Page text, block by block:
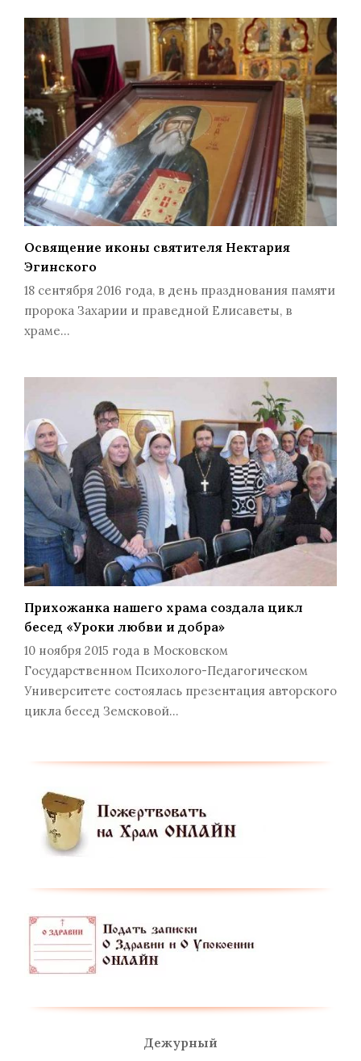
Освящение иконы святителя Нектария
Эгинского
18 сентября 2016 года, в день празднования памяти
пророка Захарии и праведной Елисаветы, в
храме…
Прихожанка нашего храма создала цикл
бесед «Уроки любви и добра»
10 ноября 2015 года в Московском
Государственном Психолого-Педагогическом
Университете состоялась презентация авторского
цикла бесед Земсковой…
Дежурный